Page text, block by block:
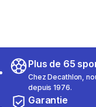
Plus de 65
Chez Decathlon,
depuis 1976.
Garantie